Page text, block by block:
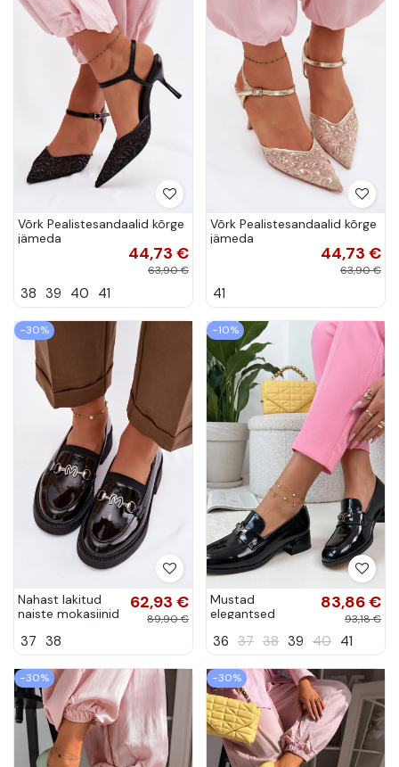
Võrk Pealistesandaalid kõrge
jämeda
kontsagaLäigeującym
Zdobieniem msuud Laria
44,73 €
63,90 €
38 39 40 41
Võrk Pealistesandaalid kõrge
jämeda
kontsagaLäigeującym
Zdobieniem Kuldset värvi
44,73 €
63,90 €
41
−30%
Nahast lakitud
naiste mokasiinid
Vinceza 39985
62,93 €
89,90 €
37 38
−10%
Mustad
elegantsed
mokasiinid
Cambell
83,86 €
93,18 €
36 37 38 39 40 41
−30% −30%